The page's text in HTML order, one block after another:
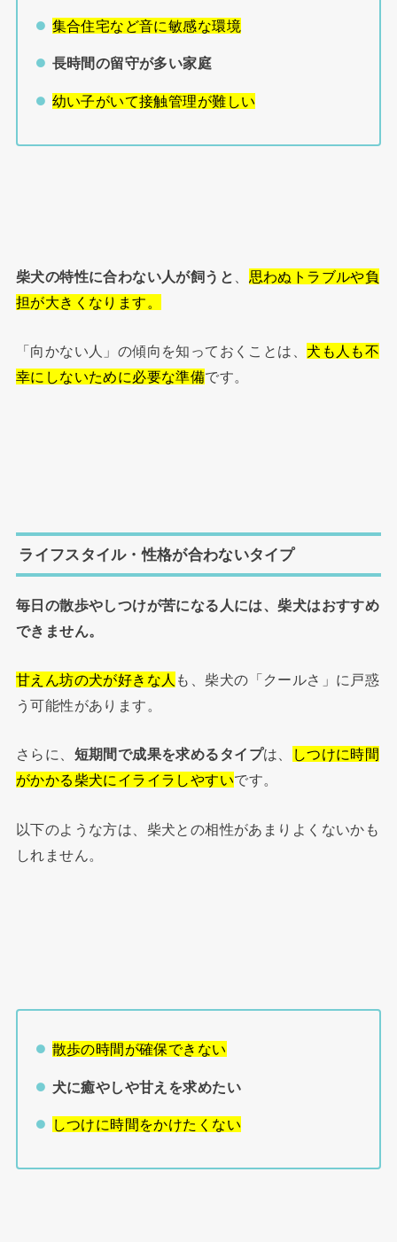
集合住宅など音に敏感な環境
長時間の留守が多い家庭
幼い子がいて接触管理が難しい
柴犬の特性に合わない人が飼うと
思わぬトラブルや負
担が大きくなります。
「向かない人」の傾向を知っておくことは、 犬も人も不
幸にしないために必要な準備です。
ライフスタイル・性格が合わないタイプ
毎日の散歩やしつけが苦になる人には、柴犬はおすすめ
できません。
甘えん坊の犬が好きな人 も、柴犬の「クールさ」に戸惑
う可能性があります。
さらに、 短期間で成果を求めるタイプは、
しつけに時間
がかかる柴犬にイライラしやすいです。
以下のような方は、柴犬との相性があまりよくないかも
しれません。
散歩の時間が確保できない
犬に癒やしや甘えを求めたい
しつけに時間をかけたくない